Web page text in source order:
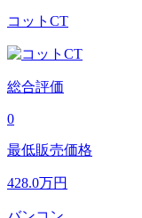
コットCT
総合評価
0
最低販売価格
428.0万円